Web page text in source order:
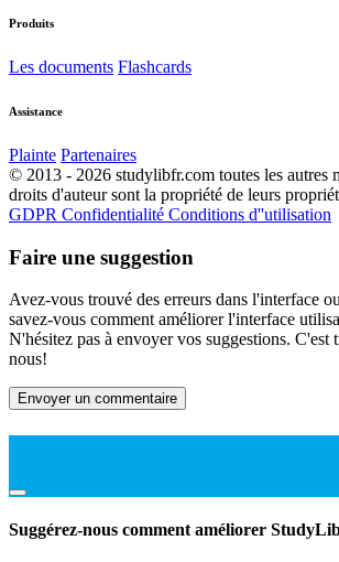
Produits
Les documents Flashcards
Assistance
Plainte Partenaires
© 2013 - 2026 studylibfr.com toutes les autres
droits d'auteur sont la propriété de leurs
GDPR Confidentialité Conditions d''utilisation
Faire une suggestion
Avez-vous trouvé des erreurs dans l'interface
savez-vous comment améliorer l'interface
N'hésitez pas à envoyer vos suggestions. C'est
nous!
Envoyer un commentaire
Suggérez-nous comment améliorer